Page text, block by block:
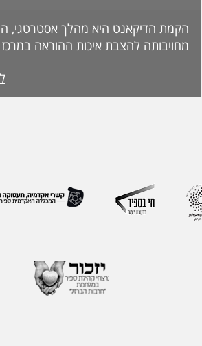
הקמת הדיקאנט היא מהלך אסטרטגי,
מחויבותה להצבת איכות ההוראה
לאתגרי העתיד. בראש הדיקאנט
ליברמן, דיקאנית ההוראה, אשת חינוך
ההוראה הראשון שהוקם בספיר - מהלך
את החשיבות האסטרטגית שמעניקה
למצוינות בהוראה ולחוויית הלמידה של